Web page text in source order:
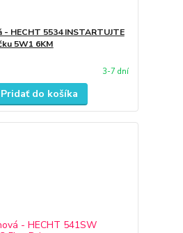
HECHT 5534 INSTARTUJTE
5W1 6KM
3-7 dní
Pridať do košíka